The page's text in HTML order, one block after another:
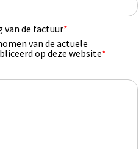
de factuur*
van de actuele
op deze website*